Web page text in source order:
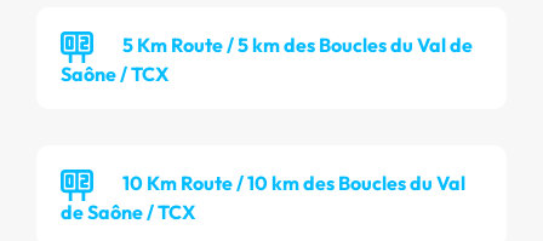
5 Km Route / 5 km des Boucles du Val de
Saône / TCX
10 Km Route / 10 km des Boucles du Val
de Saône / TCX